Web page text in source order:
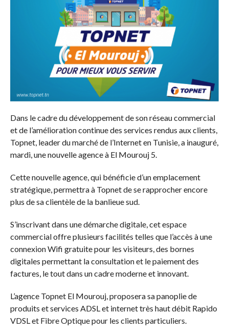
Dans le cadre du développement de son réseau commercial
et de l’amélioration continue des services rendus aux clients,
Topnet, leader du marché de l’Internet en Tunisie, a inauguré,
mardi, une nouvelle agence à El Mourouj 5.
Cette nouvelle agence, qui bénéficie d’un emplacement
stratégique, permettra à Topnet de se rapprocher encore
plus de sa clientèle de la banlieue sud.
S’inscrivant dans une démarche digitale, cet espace
commercial offre plusieurs facilités telles que l’accès à une
connexion Wifi gratuite pour les visiteurs, des bornes
digitales permettant la consultation et le paiement des
factures, le tout dans un cadre moderne et innovant.
L’agence Topnet El Mourouj, proposera sa panoplie de
produits et services ADSL et internet très haut débit Rapido
VDSL et Fibre Optique pour les clients particuliers.